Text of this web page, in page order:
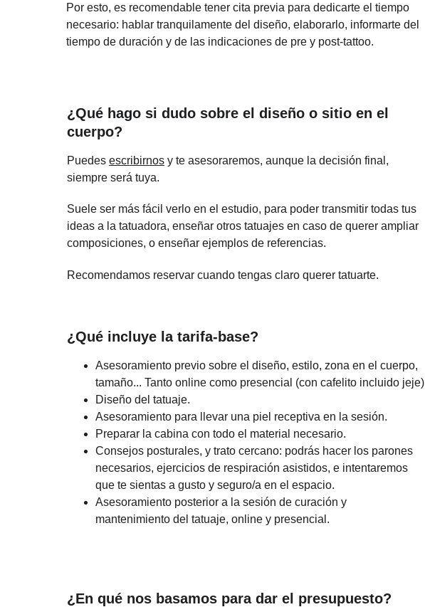
Por esto, es recomendable tener cita previa para dedicarte el tiempo
necesario: hablar tranquilamente del diseño, elaborarlo, informarte del
tiempo de duración y de las indicaciones de pre y post-tattoo.
¿Qué hago si dudo sobre el diseño o sitio en el
cuerpo?
Puedes escribirnos y te asesoraremos, aunque la decisión final,
siempre será tuya.
Suele ser más fácil verlo en el estudio, para poder transmitir todas tus
ideas a la tatuadora, enseñar otros tatuajes en caso de querer ampliar
composiciones, o enseñar ejemplos de referencias.
Recomendamos reservar cuando tengas claro querer tatuarte.
¿Qué incluye la tarifa-base?
Asesoramiento previo sobre el diseño, estilo, zona en el cuerpo,
tamaño... Tanto online como presencial (con cafelito incluido jeje)
Diseño del tatuaje.
Asesoramiento para llevar una piel receptiva en la sesión.
Preparar la cabina con todo el material necesario.
Consejos posturales, y trato cercano: podrás hacer los parones
necesarios, ejercicios de respiración asistidos, e intentaremos
que te sientas a gusto y seguro/a en el espacio.
Asesoramiento posterior a la sesión de curación y
mantenimiento del tatuaje, online y presencial.
¿En qué nos basamos para dar el presupuesto?